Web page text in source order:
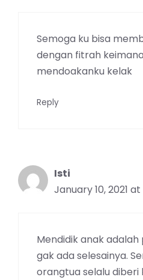
Semoga ku bisa
dengan fitrah
mendoakanku kelak
Reply
Isti
January 10, 2021
Mendidik anak
gak ada selesainya.
orangtua selalu